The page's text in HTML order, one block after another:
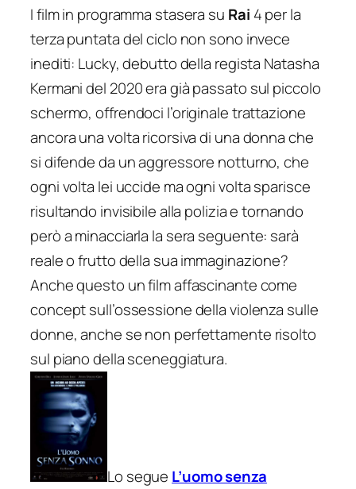
I film in programma stasera su Rai 4 per la
terza puntata del ciclo non sono invece
inediti: Lucky, debutto della regista Natasha
Kermani del 2020 era già passato sul piccolo
schermo, offrendoci l’originale trattazione
ancora una volta ricorsiva di una donna che
si difende da un aggressore notturno, che
ogni volta lei uccide ma ogni volta sparisce
risultando invisibile alla polizia e tornando
però a minacciarla la sera seguente: sarà
reale o frutto della sua immaginazione?
Anche questo un film affascinante come
concept sull’ossessione della violenza sulle
donne, anche se non perfettamente risolto
sul piano della sceneggiatura.
Lo segue L’uomo senza